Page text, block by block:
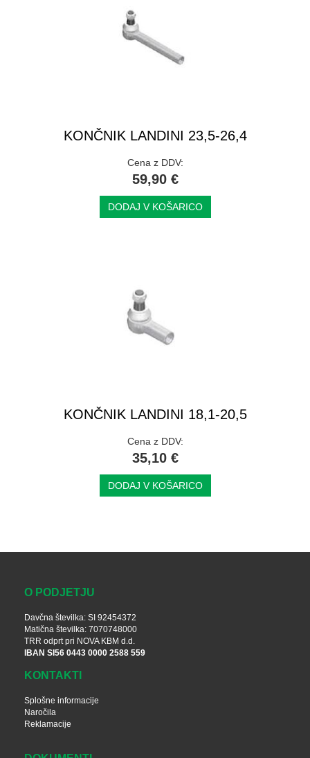
KONČNIK LANDINI 23,5-26,4
Cena z DDV:
59,90 €
DODAJ V KOŠARICO
KONČNIK LANDINI 18,1-20,5
Cena z DDV:
35,10 €
DODAJ V KOŠARICO
O PODJETJU
Davčna številka: SI 92454372
Matična številka: 7070748000
TRR odprt pri NOVA KBM d.d.
IBAN SI56 0443 0000 2588 559
KONTAKTI
Splošne informacije
Naročila
Reklamacije